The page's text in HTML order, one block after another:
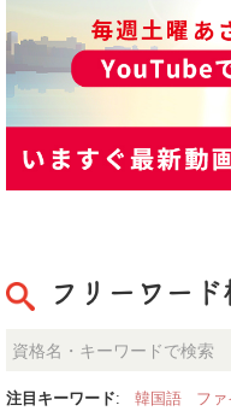
フリーワード
注目キーワード: 韓国語
フ